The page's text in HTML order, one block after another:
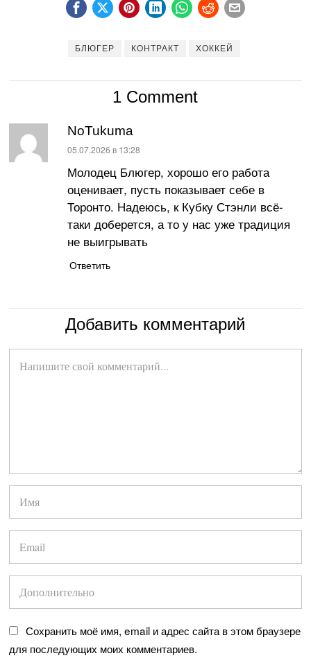
БЛЮГЕР КОНТРАКТ ХОККЕЙ
1 Comment
NoTukuma
:
05.07.2026 в 13:28
Молодец Блюгер, хорошо его работа
оценивает, пусть показывает себе в
Торонто. Надеюсь, к Кубку Стэнли всё-
таки доберется, а то у нас уже традиция
не выигрывать
Ответить
Добавить комментарий
Сохранить моё имя, email и адрес сайта в этом браузере
для последующих моих комментариев.